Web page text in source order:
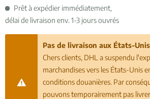
Prêt à expédier immédiatement,
délai de livraison env. 1-3 jours ouvrés
Pas de livraison aux États-
Chers clients, DHL a suspendu
marchandises vers les États-Unis
conditions douanières. Par
pouvons temporairement pas